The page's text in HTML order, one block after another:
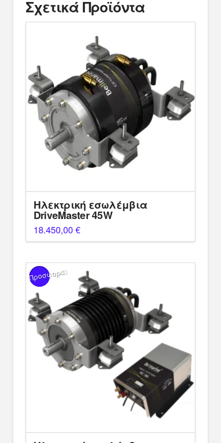
Σχετικά Προϊόντα
Ηλεκτρική εσωλέμβια
DriveMaster 45W
18.450,00€
Προσφορά!